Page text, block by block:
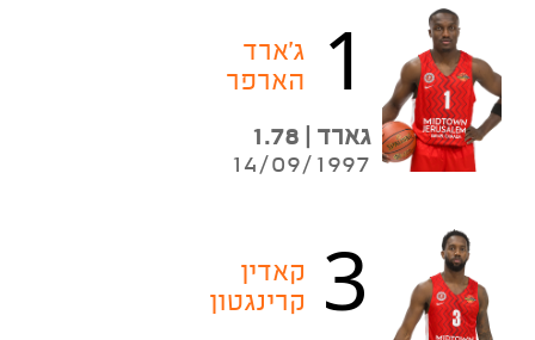
1
ג'ארד
הארפר
גארד | 1.78
14/09/1997
3
קאדין
קרינגטון